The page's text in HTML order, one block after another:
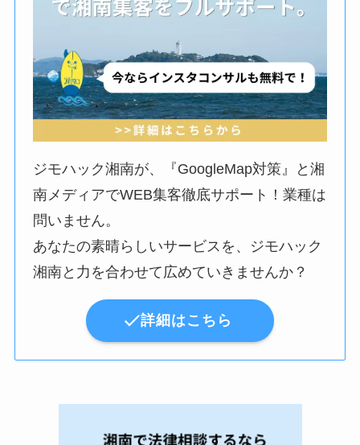
ジモハック湘南が、『GoogleMap対策』と湘
南メディアでWEB集客徹底サポート！業種は
問いません。
あなたの素晴らしいサービスを、ジモハック
湘南と力を合わせて広めていきませんか？
詳細はこちら